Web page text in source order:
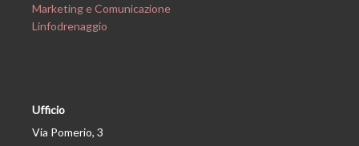
Marketing e Comunicazione
Linfodrenaggio
Ufficio
Via Pomerio, 3